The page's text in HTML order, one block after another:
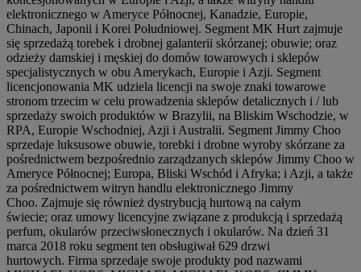
elektronicznego w Ameryce Północnej, Kanadzie, Europie,
Chinach, Japonii i Korei Południowej. Segment MK Hurt zajmuje
się sprzedażą torebek i drobnej galanterii skórzanej; obuwie; oraz
odzieży damskiej i męskiej do domów towarowych i sklepów
specjalistycznych w obu Amerykach, Europie i Azji. Segment
licencjonowania MK udziela licencji na swoje znaki towarowe
stronom trzecim w celu prowadzenia sklepów detalicznych i / lub
sprzedaży swoich produktów w Brazylii, na Bliskim Wschodzie, w
RPA, Europie Wschodniej, Azji i Australii. Segment Jimmy Choo
sprzedaje luksusowe obuwie, torebki i drobne wyroby skórzane za
pośrednictwem bezpośrednio zarządzanych sklepów Jimmy Choo w
Ameryce Północnej; Europa, Bliski Wschód i Afryka; i Azji, a także
za pośrednictwem witryn handlu elektronicznego Jimmy
Choo. Zajmuje się również dystrybucją hurtową na całym
świecie; oraz umowy licencyjne związane z produkcją i sprzedażą
perfum, okularów przeciwsłonecznych i okularów. Na dzień 31
marca 2018 roku segment ten obsługiwał 629 drzwi
hurtowych. Firma sprzedaje swoje produkty pod nazwami